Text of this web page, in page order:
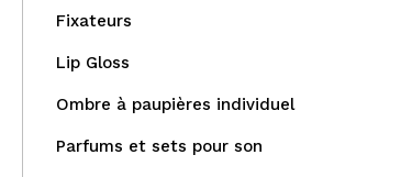
Fixateurs
Lip Gloss
Ombre à paupières individuel
Parfums et sets pour son